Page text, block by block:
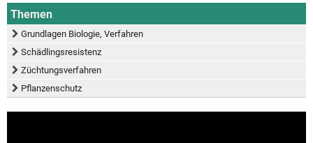
Themen
Grundlagen Biologie, Verfahren
Schädlingsresistenz
Züchtungsverfahren
Pflanzenschutz